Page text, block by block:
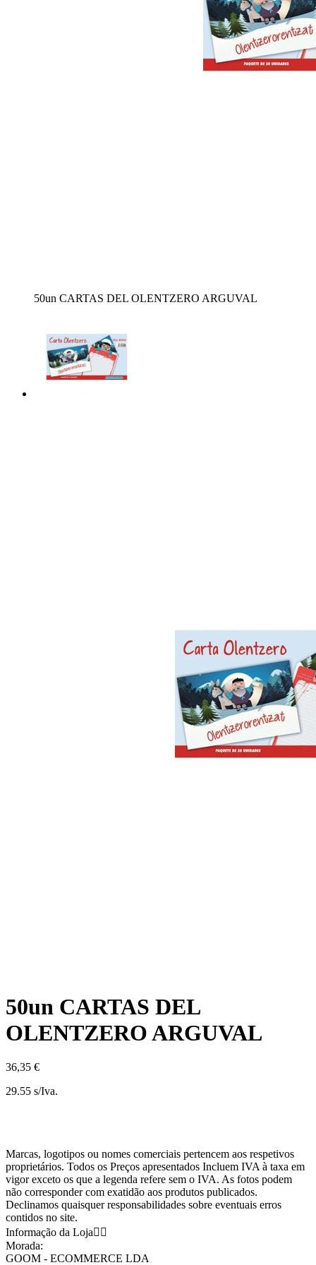
50un CARTAS DEL OLENTZERO ARGUVAL
50un CARTAS DEL
OLENTZERO ARGUVAL
36,35 €
29.55 s/Iva.
Marcas, logotipos ou nomes comerciais pertencem aos respetivos
proprietários. Todos os Preços apresentados Incluem IVA à taxa em
vigor exceto os que a legenda refere sem o IVA. As fotos podem
não corresponder com exatidão aos produtos publicados.
Declinamos quaisquer responsabilidades sobre eventuais erros
contidos no site.
Informação da Loja 
Morada:
GOOM - ECOMMERCE LDA